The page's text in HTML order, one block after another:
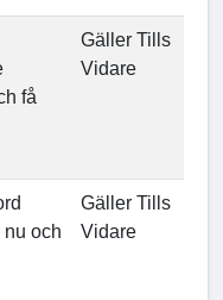
få
Gäller Tills
Vidare
nu och
Gäller Tills
Vidare